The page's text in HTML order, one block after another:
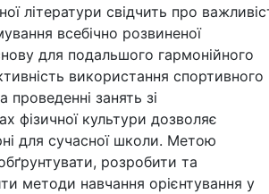
літератури свідчить про
всебічно розвиненої
для подальшого гармонійного
використання спортивного
проведенні занять зі
фізичної культури дозволяє
для сучасної школи. Метою
розробити та
методи навчання орієнтування у